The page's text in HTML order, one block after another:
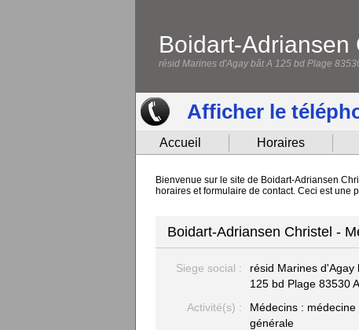
Boidart-Adriansen
résid Marines d'Agay bât A 125 bd Plage
Afficher le
Accueil Horaires
Bienvenue sur le site de Boidart-Adriansen
horaires et formulaire de contact. Ceci est une
Boidart-Adriansen Christel -
Siege social :
résid Marines d'Agay
125 bd Plage 83530
Activité(s) :
Médecins : médecine
générale